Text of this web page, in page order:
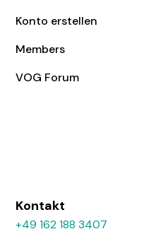
Konto erstellen
Members
VOG Forum
Kontakt
+49 162 188 3407